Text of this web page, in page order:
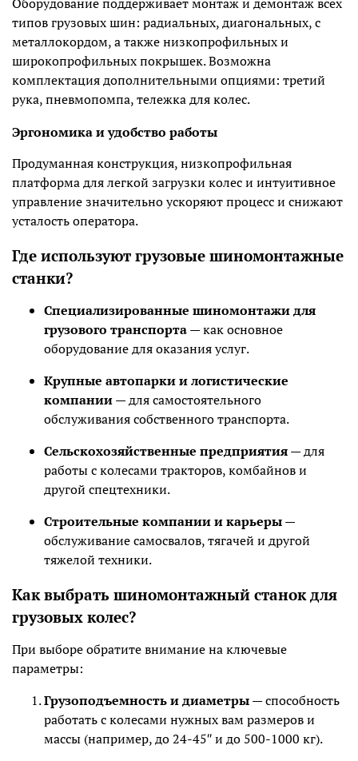
типов грузовых шин: радиальных, диагональных, с
металлокордом, а также низкопрофильных и
широкопрофильных покрышек. Возможна
комплектация дополнительными опциями: третий
рука, пневмопомпа, тележка для колес.
Эргономика и удобство работы
Продуманная конструкция, низкопрофильная
платформа для легкой загрузки колес и интуитивное
управление значительно ускоряют процесс и снижают
усталость оператора.
Где используют грузовые шиномонтажные
станки?
Специализированные шиномонтажи для
грузового транспорта— как основное
оборудование для оказания услуг.
Крупные автопарки и логистические
компании— для самостоятельного
обслуживания собственного транспорта.
Сельскохозяйственные предприятия— для
работы с колесами тракторов, комбайнов и
другой спецтехники.
Строительные компании и карьеры—
обслуживание самосвалов, тягачей и другой
тяжелой техники.
Как выбрать шиномонтажный станок для
грузовых колес?
При выборе обратите внимание на ключевые
параметры:
Грузоподъемность и диаметры— способность
работать с колесами нужных вам размеров и
массы (например, до 24-45″ и до 500-1000 кг).